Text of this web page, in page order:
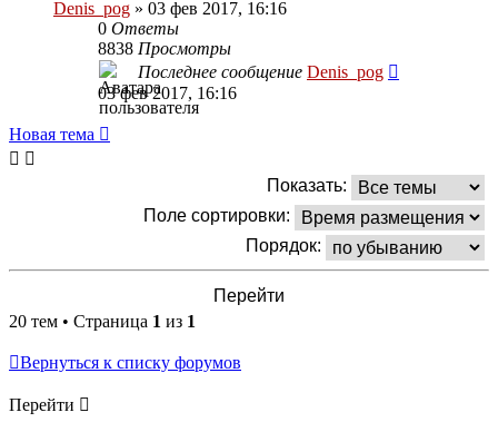
Denis_pog » 03 фев 2017, 16:16
0 Ответы
8838 Просмотры
Последнее сообщение Denis_pog
03 фев 2017, 16:16
Новая тема
Показать:
Поле сортировки:
Порядок:
20 тем • Страница 1 из 1
Вернуться к списку форумов
Перейти